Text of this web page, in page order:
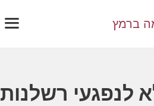
ברמץ
לנפגעי רשלנות